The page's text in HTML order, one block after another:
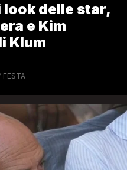
look delle star,
e Kim
Klum
FESTA